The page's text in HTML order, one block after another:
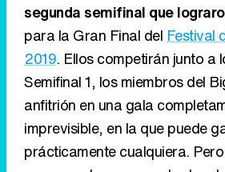
segunda semifinal que
para la Gran Final del Festival
2019. Ellos competirán junto a
Semifinal 1, los miembros del
anfitrión en una gala
imprevisible, en la que puede
prácticamente cualquiera.